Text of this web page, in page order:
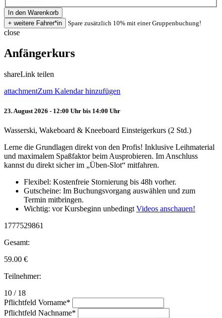
Spare zusätzlich 10% mit einer Gruppenbuchung!
close
Anfängerkurs
shareLink teilen
attachmentZum Kalendar hinzufügen
23. August 2026 - 12:00 Uhr bis 14:00 Uhr
Wasserski, Wakeboard & Kneeboard Einsteigerkurs (2 Std.)
Lerne die Grundlagen direkt von den Profis! Inklusive Leihmaterial
und maximalem Spaßfaktor beim Ausprobieren. Im Anschluss
kannst du direkt sicher im „Üben-Slot“ mitfahren.
Flexibel: Kostenfreie Stornierung bis 48h vorher.
Gutscheine: Im Buchungsvorgang auswählen und zum
Termin mitbringen.
Wichtig: vor Kursbeginn unbedingt Videos anschauen!
1777529861
Gesamt:
59.00 €
Teilnehmer:
10 / 18
Pflichtfeld Vorname*
Pflichtfeld Nachname*